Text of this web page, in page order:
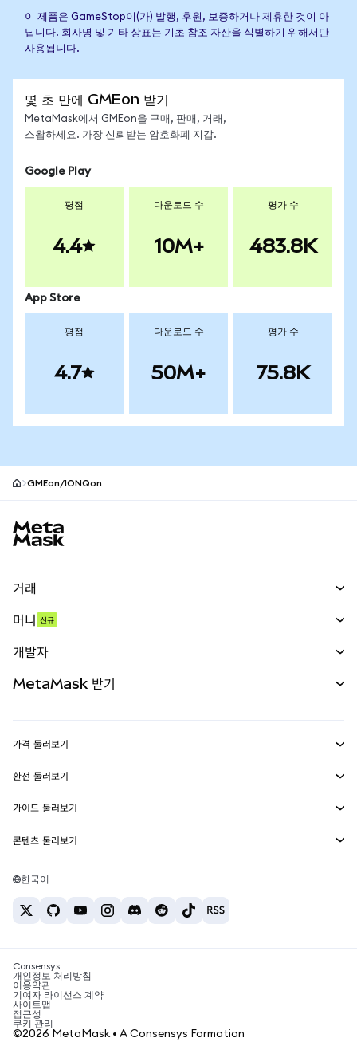
이 제품은 GameStop이(가) 발행, 후원, 보증하거나 제휴한 것이 아
닙니다. 회사명 및 기타 상표는 기초 참조 자산을 식별하기 위해서만
사용됩니다.
몇 초 만에 GMEon 받기
MetaMask에서 GMEon을 구매, 판매, 거래,
스왑하세요. 가장 신뢰받는 암호화폐 지갑.
Google Play
평점
4.4
다운로드 수
10M+
평가 수
483.8K
App Store
평점
4.7
다운로드 수
50M+
평가 수
75.8K
GMEon/IONQon
거래
무기한 선물
실물자산
머니 신규
개발자
MetaMask Connect
Snaps
웹3 서비스
MetaMask 받기
보안
고객 지원
채용
가격 둘러보기
이더리움 가격
솔라나 가격
테더 가격
환전 둘러보기
ETH를 USD로 환전
USDT를 INR로 환전
BTC를 INR로 환전
ETH를 USDT로 환전
가이드 둘러보기
ETH 매수
USDT 매수
SHIB 매수
BNB 매수
콘텐츠 둘러보기
솔라나 지갑
암호화폐 세금 뉴스
암호화폐 매수 방법
비트코인 매도 방법
한국어
Consensys
개인정보 처리방침
이용약관
기여자 라이선스 계약
사이트맵
접근성
쿠키 관리
©2026 MetaMask • A Consensys Formation